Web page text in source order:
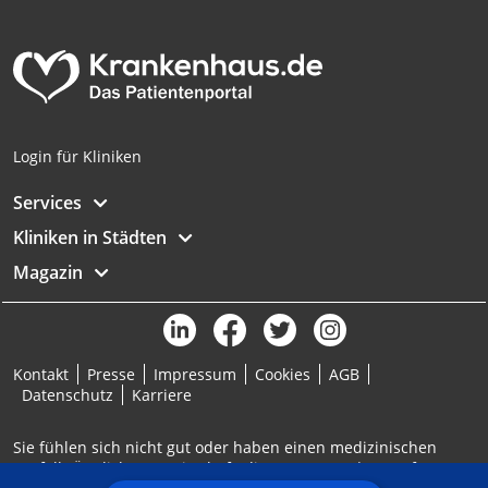
Login für Kliniken
Services
Kliniken in Städten
Magazin
Kontakt Presse Impressum Cookies
AGB
Datenschutz
Karriere
Sie fühlen sich nicht gut oder haben einen medizinischen
Notfall? Ärztlicher Bereitschaftsdienst: 116117 | Notruf: 112
verschiedenen Quellen
Entwicklung und Verbesserung der
Verwendung reduzierter Daten zur Auswahl
IAB-Besonderheiten:
Verwendung genauer Standortdaten
Informationen identifizieren
Nicht-IAB-Verarbeitungszwecke:
Notwendig